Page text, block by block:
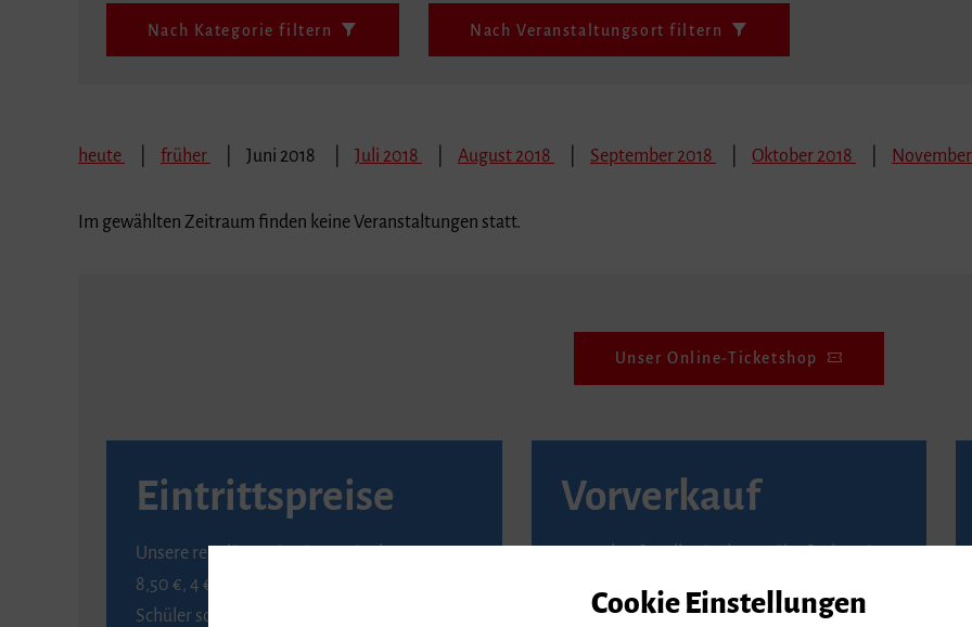
Nach Kategorie filtern Nach Veranstaltungsort filtern
heute früher Juni 2018 Juli 2018 August 2018 September 2018 Oktober 2018
Im gewählten Zeitraum finden keine Veranstaltungen statt.
Unser Online-Ticketshop
Eintrittspreise
Unsere regulären Eintrittspreise betragen
8,50 €, 4 € ermäßigt für Schülerinnen und
Schüler sowie Studierende gegen Vorlage
Vorverkauf
Cookie Einstellungen